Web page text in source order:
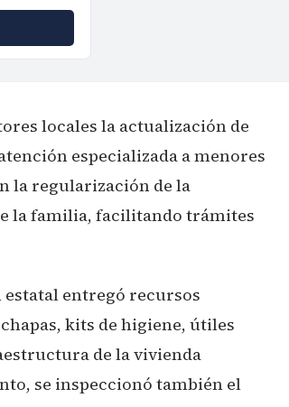
locales la actualización de
especializada a menores
la regularización de la
la familia, facilitando trámites
estatal entregó recursos
kits de higiene, útiles
de la vivienda
se inspeccionó también el